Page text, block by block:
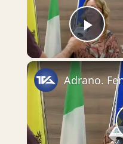
Play